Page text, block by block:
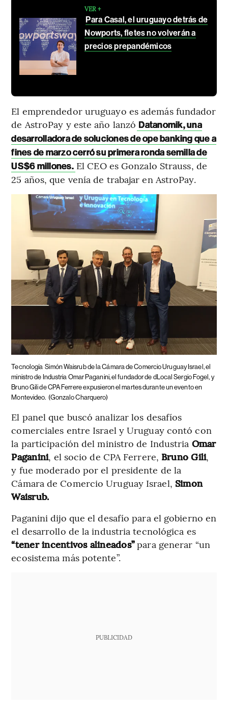
VER +
Para Casal, el uruguayo detrás de
Nowports, fletes no volverán a
precios prepandémicos
El emprendedor uruguayo es además fundador
de AstroPay y este año lanzó Datanomik, una
desarrolladora de soluciones de ope banking que a
fines de marzo cerró su primera ronda semilla de
US$6 millones. El CEO es Gonzalo Strauss, de
25 años, que venía de trabajar en AstroPay.
Tecnología Simón Waisrub de la Cámara de Comercio Uruguay Israel, el
ministro de Industria Omar Paganini, el fundador de dLocal Sergio Fogel, y
Bruno Gili de CPA Ferrere expusieron el martes durante un evento en
Montevideo. (Gonzalo Charquero)
El panel que buscó analizar los desafíos
comerciales entre Israel y Uruguay contó con
la participación del ministro de Industria Omar
Paganini, el socio de CPA Ferrere, Bruno Gili,
y fue moderado por el presidente de la
Cámara de Comercio Uruguay Israel, Simon
Waisrub.
Paganini dijo que el desafío para el gobierno en
el desarrollo de la industria tecnológica es
“tener incentivos alineados”para generar “un
ecosistema más potente”.
PUBLICIDAD